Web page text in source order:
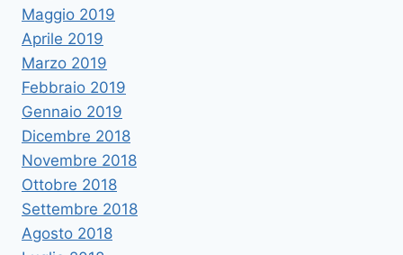
Maggio 2019
Aprile 2019
Marzo 2019
Febbraio 2019
Gennaio 2019
Dicembre 2018
Novembre 2018
Ottobre 2018
Settembre 2018
Agosto 2018